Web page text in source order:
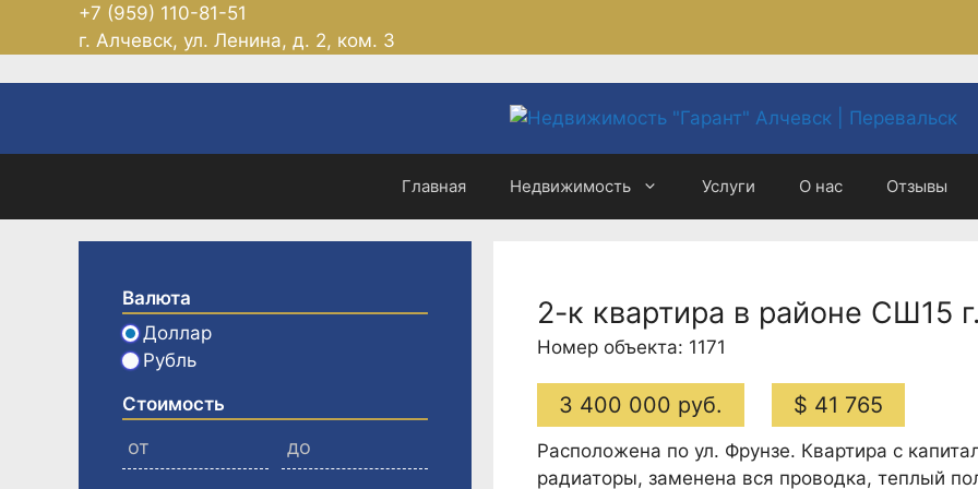
+7 (959) 110-81-51
г. Алчевск, ул. Ленина, д. 2, ком. 3
Главная Недвижимость Услуги О нас Отзывы
2-к квартира в районе СШ15
Номер объекта: 1171
3 400 000 руб. $ 41 765
Расположена по ул. Фрунзе. Квартира с
радиаторы, заменена вся проводка, теплый
Валюта
Доллар
Рубль
Стоимость